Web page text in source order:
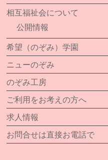
相互福祉会について
公開情報
希望（のぞみ）学園
ニューのぞみ
のぞみ工房
ご利用をお考えの方へ
求人情報
お問合せは直接お電話で